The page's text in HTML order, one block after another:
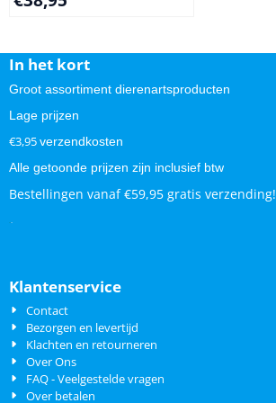
In het kort
Groot assortiment dierenartsproducten
Lage prijzen
€3,95verzendkosten
Alle getoonde prijzen zijn inclusief btw
Bestellingen vanaf €59,95 gratis verzending!
Klantenservice
Contact
Bezorgen en levertijd
Klachten en retourneren
Over Ons
FAQ - Veelgestelde vragen
Over betalen